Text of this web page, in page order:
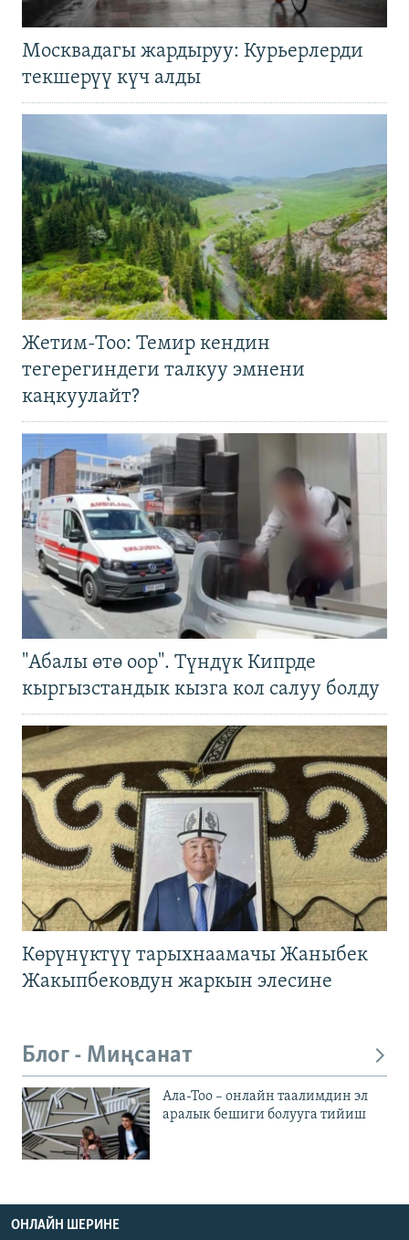
Москвадагы жардыруу: Курьерлерди
текшерүү күч алды
Жетим-Тоо: Темир кендин
тегерегиндеги талкуу эмнени
каңкуулайт?
"Абалы өтө оор". Түндүк Кипрде
кыргызстандык кызга кол салуу болду
Көрүнүктүү тарыхнаамачы Жаныбек
Жакыпбековдун жаркын элесине
Блог - Миңсанат
Ала-Тоо – онлайн таалимдин эл
аралык бешиги болууга тийиш
ОНЛАЙН ШЕРИНЕ